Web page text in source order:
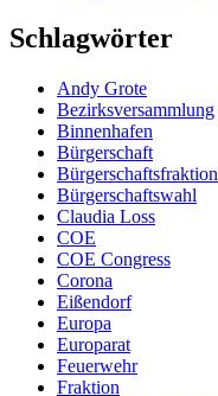
Schlagwörter
Andy Grote
Bezirksversammlung
Binnenhafen
Bürgerschaft
Bürgerschaftsfraktion
Bürgerschaftswahl
Claudia Loss
COE
COE Congress
Corona
Eißendorf
Europa
Europarat
Feuerwehr
Fraktion